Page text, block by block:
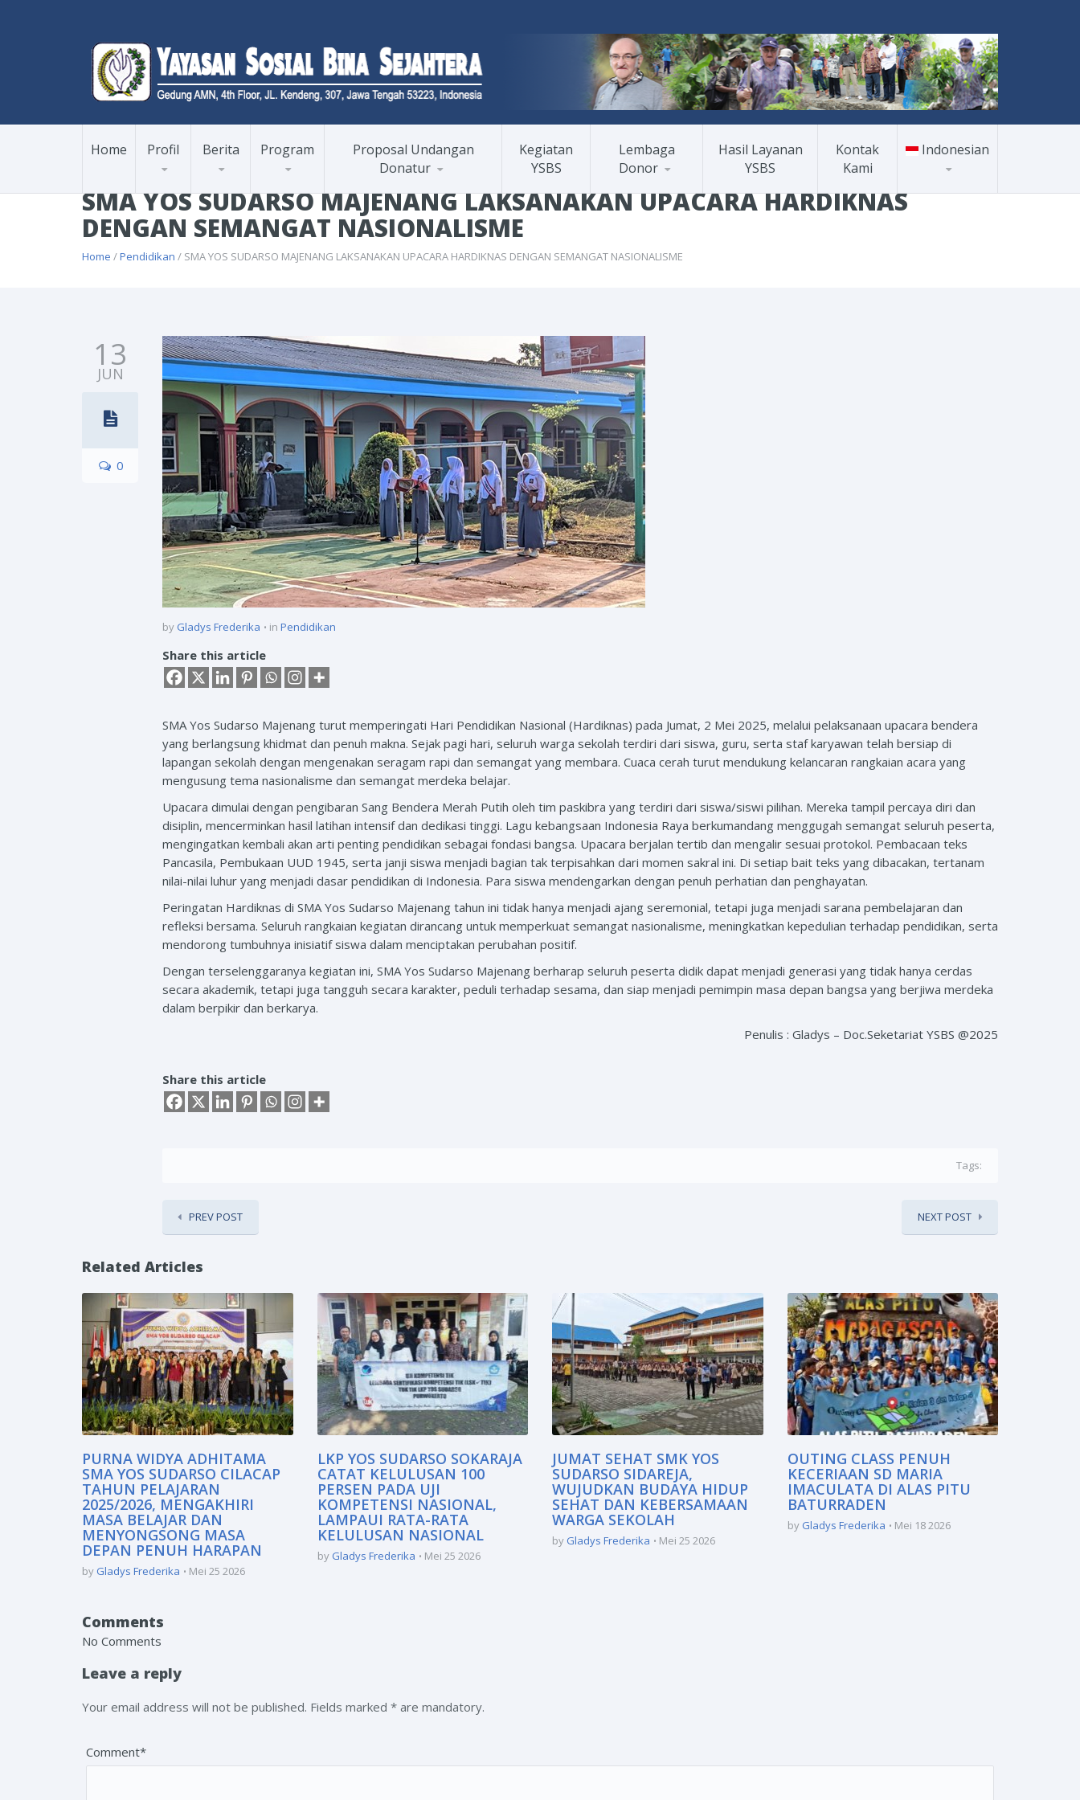
Home Profil Berita Program
Proposal Undangan
Donatur
Kegiatan
YSBS
Lembaga
Donor
Hasil Layanan
YSBS
Kontak
Kami
Indonesian
SMA YOS SUDARSO MAJENANG LAKSANAKAN UPACARA HARDIKNAS
DENGAN SEMANGAT NASIONALISME
Home /Pendidikan / SMA YOS SUDARSO MAJENANG LAKSANAKAN UPACARA HARDIKNAS DENGAN SEMANGAT NASIONALISME
13
JUN
0
by Gladys Frederika in Pendidikan
Share this article
SMA Yos Sudarso Majenang turut memperingati Hari Pendidikan Nasional (Hardiknas) pada Jumat, 2 Mei 2025, melalui pelaksanaan upacara bendera
yang berlangsung khidmat dan penuh makna. Sejak pagi hari, seluruh warga sekolah terdiri dari siswa, guru, serta staf karyawan telah bersiap di
lapangan sekolah dengan mengenakan seragam rapi dan semangat yang membara. Cuaca cerah turut mendukung kelancaran rangkaian acara yang
mengusung tema nasionalisme dan semangat merdeka belajar.
Upacara dimulai dengan pengibaran Sang Bendera Merah Putih oleh tim paskibra yang terdiri dari siswa/siswi pilihan. Mereka tampil percaya diri dan
disiplin, mencerminkan hasil latihan intensif dan dedikasi tinggi. Lagu kebangsaan Indonesia Raya berkumandang menggugah semangat seluruh peserta,
mengingatkan kembali akan arti penting pendidikan sebagai fondasi bangsa. Upacara berjalan tertib dan mengalir sesuai protokol. Pembacaan teks
Pancasila, Pembukaan UUD 1945, serta janji siswa menjadi bagian tak terpisahkan dari momen sakral ini. Di setiap bait teks yang dibacakan, tertanam
nilai-nilai luhur yang menjadi dasar pendidikan di Indonesia. Para siswa mendengarkan dengan penuh perhatian dan penghayatan.
Peringatan Hardiknas di SMA Yos Sudarso Majenang tahun ini tidak hanya menjadi ajang seremonial, tetapi juga menjadi sarana pembelajaran dan
refleksi bersama. Seluruh rangkaian kegiatan dirancang untuk memperkuat semangat nasionalisme, meningkatkan kepedulian terhadap pendidikan, serta
mendorong tumbuhnya inisiatif siswa dalam menciptakan perubahan positif.
Dengan terselenggaranya kegiatan ini, SMA Yos Sudarso Majenang berharap seluruh peserta didik dapat menjadi generasi yang tidak hanya cerdas
secara akademik, tetapi juga tangguh secara karakter, peduli terhadap sesama, dan siap menjadi pemimpin masa depan bangsa yang berjiwa merdeka
dalam berpikir dan berkarya.
Penulis : Gladys – Doc.Seketariat YSBS @2025
Share this article
Tags:
PREV POST NEXT POST
Related Articles
PURNA WIDYA ADHITAMA
SMA YOS SUDARSO CILACAP
TAHUN PELAJARAN
2025/2026, MENGAKHIRI
MASA BELAJAR DAN
MENYONGSONG MASA
DEPAN PENUH HARAPAN
by Gladys Frederika Mei 25 2026
LKP YOS SUDARSO SOKARAJA
CATAT KELULUSAN 100
PERSEN PADA UJI
KOMPETENSI NASIONAL,
LAMPAUI RATA-RATA
KELULUSAN NASIONAL
by Gladys Frederika Mei 25 2026
JUMAT SEHAT SMK YOS
SUDARSO SIDAREJA,
WUJUDKAN BUDAYA HIDUP
SEHAT DAN KEBERSAMAAN
WARGA SEKOLAH
by Gladys Frederika Mei 25 2026
OUTING CLASS PENUH
KECERIAAN SD MARIA
IMACULATA DI ALAS PITU
BATURRADEN
by Gladys Frederika Mei 18 2026
Comments
No Comments
Leave a reply
Your email address will not be published. Fields marked * are mandatory.
Comment*